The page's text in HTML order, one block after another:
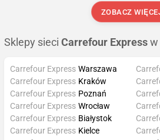
ZOBACZ
Sklepy sieci Carrefour Express w
Carrefour Express Warszawa
Carrefour Express Kraków
Carrefour Express Poznań
Carrefour Express Wrocław
Carrefour Express Białystok
Carrefour Express Kielce